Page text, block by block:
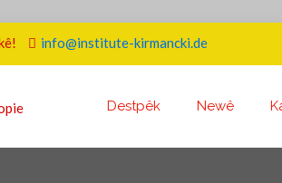
info@institute-kirmancki.de
Destpêk Newê